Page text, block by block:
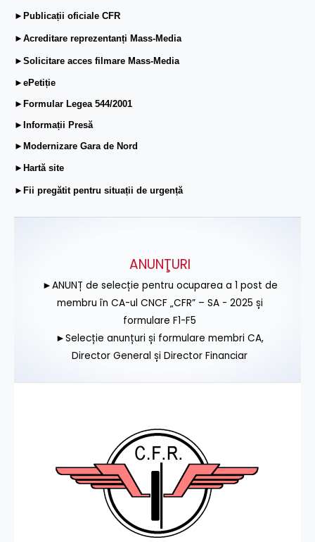
►Publicații oficiale CFR
►Acreditare reprezentanți Mass-Media
►Solicitare acces filmare Mass-Media
►ePetiție
►Formular Legea 544/2001
►Informații Presă
►Modernizare Gara de Nord
►Hartă site
►Fii pregătit pentru situații de urgență
ANUNŢURI
►ANUNȚ de selecție pentru ocuparea a 1 post de
membru în CA-ul CNCF „CFR” – SA - 2025 și
formulare F1-F5
►Selecție anunțuri și formulare membri CA,
Director General și Director Financiar